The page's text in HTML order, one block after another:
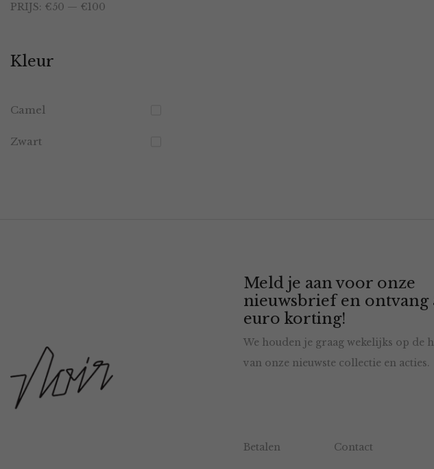
PRIJS: €50 — €100
Kleur
Camel
Zwart
Meld je aan voor onze
nieuwsbrief en ontvang
euro korting!
We houden je graag wekelijks op de
van onze nieuwste collectie en acties.
Betalen Contact